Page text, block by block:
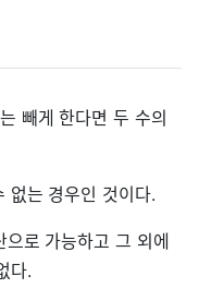
빼게 한다면 두 수의
없는 경우인 것이다.
로 가능하고 그 외에
다.